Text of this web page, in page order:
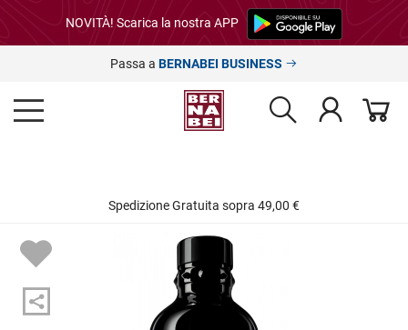
NOVITÀ! Scarica la nostra APP
Passa a BERNABEI BUSINESS
Spedizione Gratuita sopra 49,00 €